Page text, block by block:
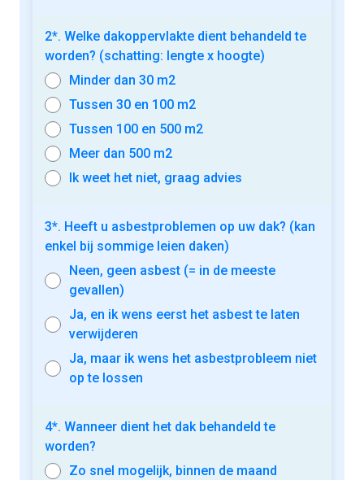
2*. Welke dakoppervlakte dient behandeld te
worden? (schatting: lengte x hoogte)
Minder dan 30 m2
Tussen 30 en 100 m2
Tussen 100 en 500 m2
Meer dan 500 m2
Ik weet het niet, graag advies
3*. Heeft u asbestproblemen op uw dak? (kan
enkel bij sommige leien daken)
Neen, geen asbest (= in de meeste
gevallen)
Ja, en ik wens eerst het asbest te laten
verwijderen
Ja, maar ik wens het asbestprobleem niet
op te lossen
4*. Wanneer dient het dak behandeld te
worden?
Zo snel mogelijk, binnen de maand